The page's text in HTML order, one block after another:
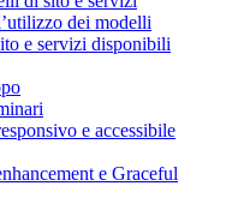
dei modelli
e servizi disponibili
e accessibile
e Graceful